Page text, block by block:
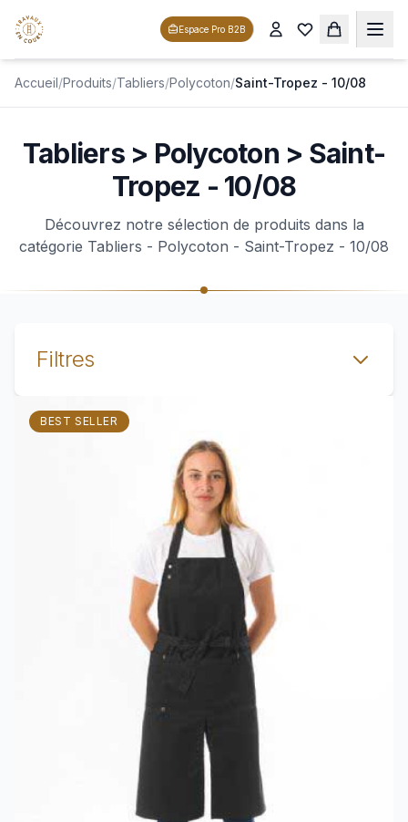
Espace Pro B2B
Accueil/Produits/Tabliers/Polycoton/Saint-Tropez - 10/08
Tabliers > Polycoton > Saint-
Tropez - 10/08
Découvrez notre sélection de produits dans la
catégorie Tabliers - Polycoton - Saint-Tropez - 10/08
Filtres
Voir le produit TABLIER polycoton SAINT-TROPEZ
BEST SELLER